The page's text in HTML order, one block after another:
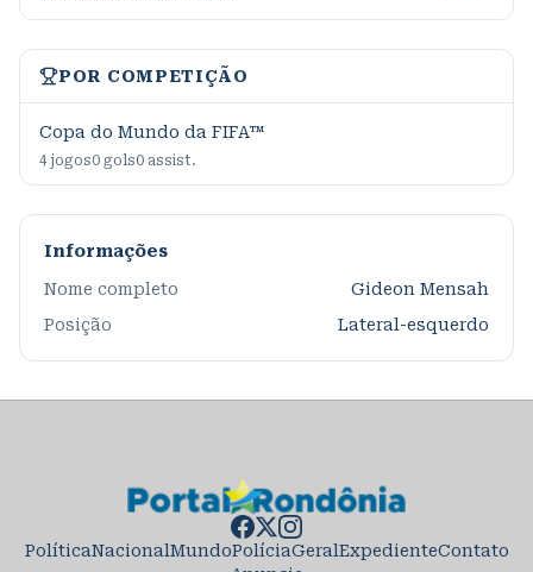
POR COMPETIÇÃO
Copa do Mundo da FIFA™
4 jogos0 gols0 assist.
Informações
Nome completo
Gideon Mensah
Posição
Lateral-esquerdo
PolíticaNacionalMundoPolíciaGeralExpedienteContato